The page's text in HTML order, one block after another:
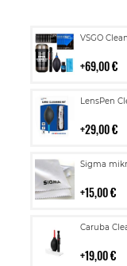
VSGO
69,00 €
Lisää
LensPen
29,00 €
Lisää
Sigma
15,00 €
Lisää
Caruba
19,00 €
Lisää